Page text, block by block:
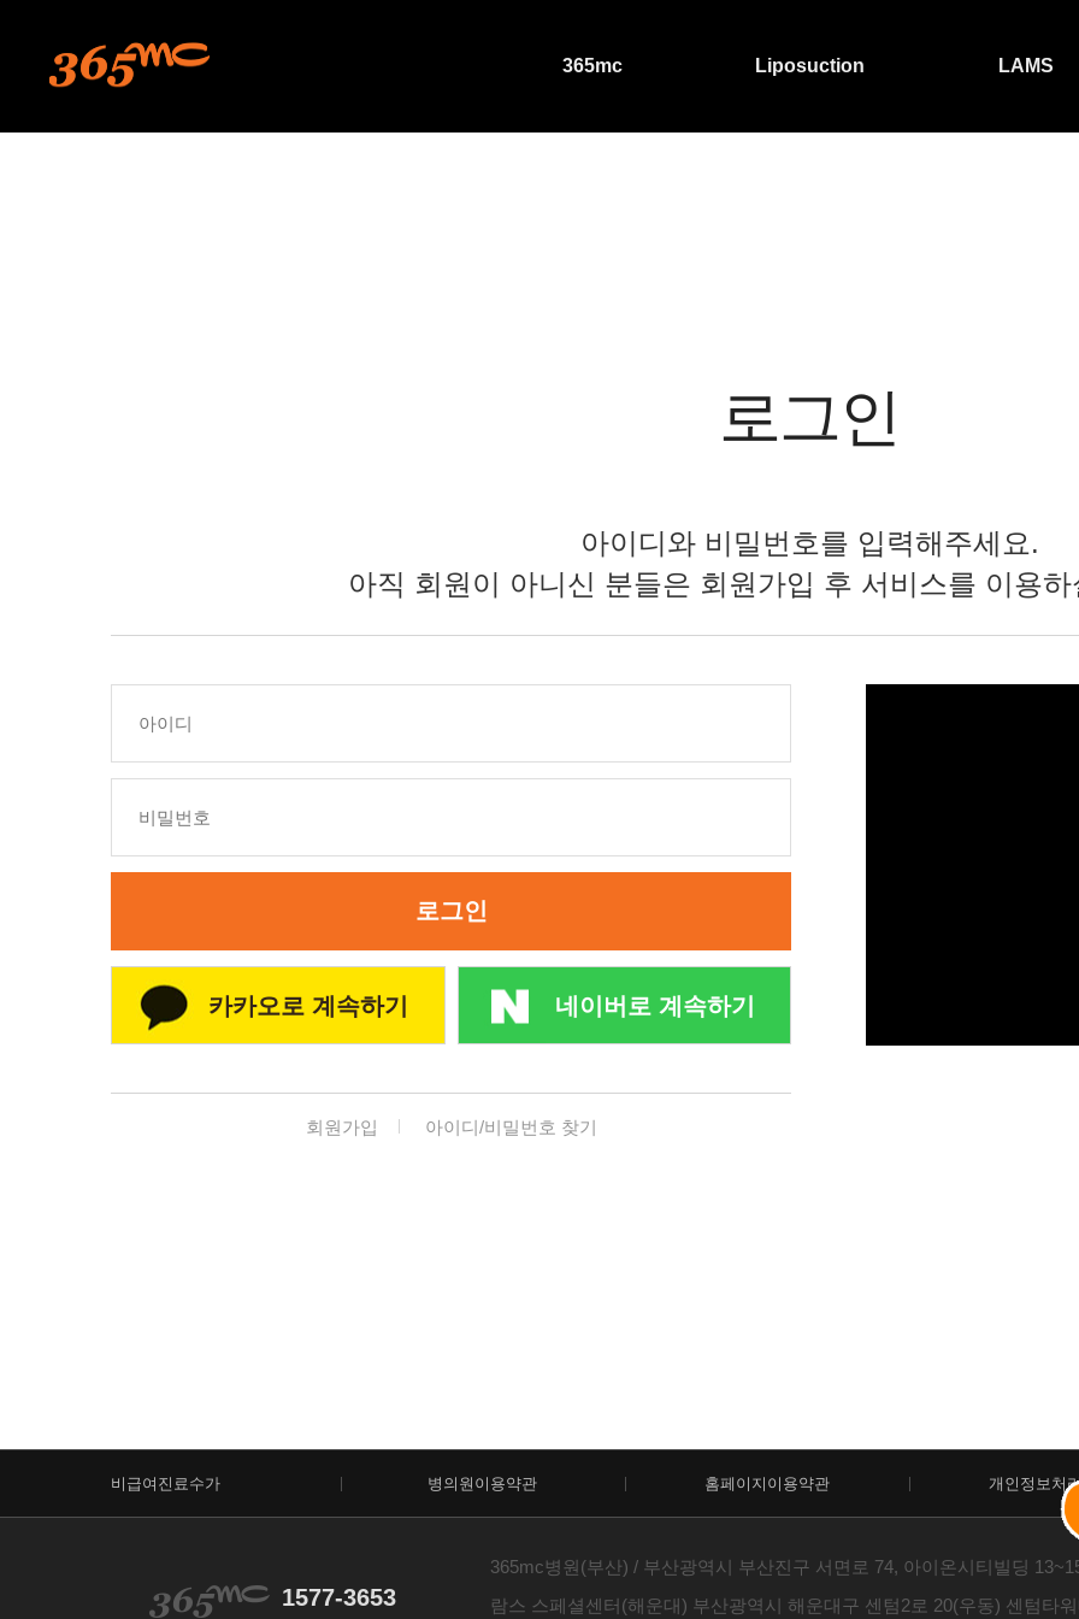
365mc Liposuction LAMS
로그인
아이디와 비밀번호를 입력해주세요.
아직 회원이 아니신 분들은 회원가입 후 서비스를 이용
로그인
카카오로 계속하기 네이버로 계속하기
회원가입 아이디/비밀번호 찾기
비급여진료수가 병의원이용약관 홈페이지이용약관 개인정보처
1577-3653
365mc병원(부산) / 부산광역시 부산진구 서면로 74, 아이온시티빌딩
람스 스페셜센터(해운대) 부산광역시 해운대구 센텀2로 20(우동) 센텀타